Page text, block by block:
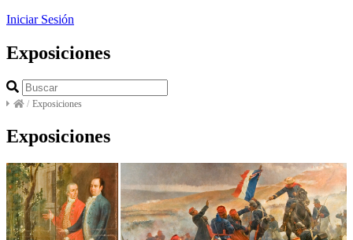
Iniciar Sesión
Exposiciones
/ Exposiciones
Exposiciones